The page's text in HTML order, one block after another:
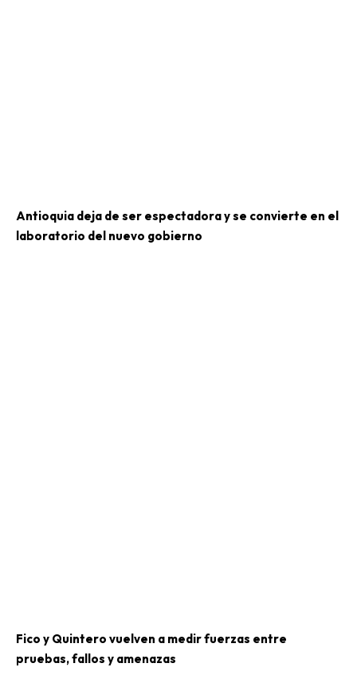
Antioquia deja de ser espectadora y se convierte en el
laboratorio del nuevo gobierno
Fico y Quintero vuelven a medir fuerzas entre
pruebas, fallos y amenazas